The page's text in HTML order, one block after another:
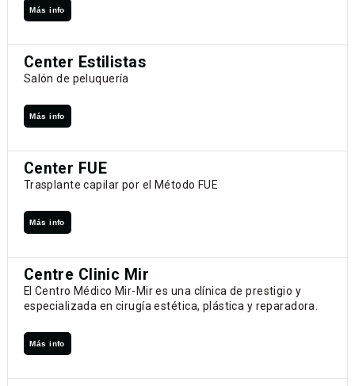
Más info
Center Estilistas
Salón de peluquería
Más info
Center FUE
Trasplante capilar por el Método FUE
Más info
Centre Clinic Mir
El Centro Médico Mir-Mir es una clínica de prestigio y
especializada en cirugía estética, plástica y reparadora.
Más info